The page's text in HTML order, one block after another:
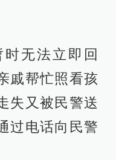
无法立即回
戚帮忙照看孩
失又被民警送
过电话向民警